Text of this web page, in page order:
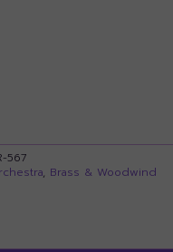
567
, Brass & Woodwind